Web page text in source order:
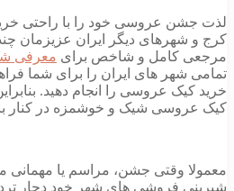
لذت جشن عروسی خود را با راحتی
کرج و شهرهای دیگر ایران عزیزمان
مرجعی کامل و شاخص برای معرفی
تمامی شهر های ایران را برای شما
خرید کیک عروسی را انجام دهید.
کیک عروسی شیک و خوشمزه در کنار
معمولا وقتی جشن، مراسم یا مهمانی
شیرینی فروشی های شهر خود دچار